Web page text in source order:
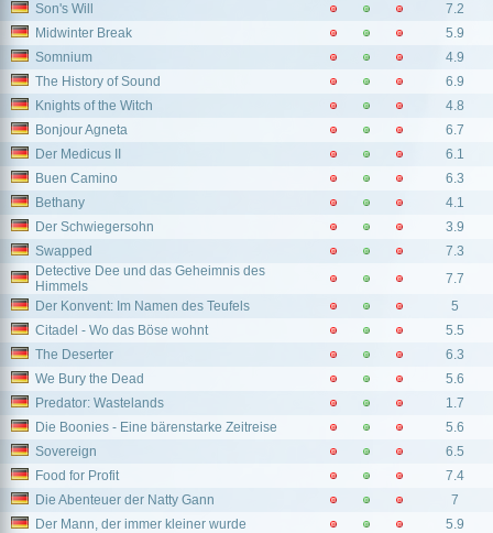
Son's Will
7.2
Midwinter Break
5.9
Somnium
4.9
The History of Sound
6.9
Knights of the Witch
4.8
Bonjour Agneta
6.7
Der Medicus II
6.1
Buen Camino
6.3
Bethany
4.1
Der Schwiegersohn
3.9
Swapped
7.3
Detective Dee und das Geheimnis des
Himmels
7.7
Der Konvent: Im Namen des Teufels
5
Citadel - Wo das Böse wohnt
5.5
The Deserter
6.3
We Bury the Dead
5.6
Predator: Wastelands
1.7
Die Boonies - Eine bärenstarke Zeitreise
5.6
Sovereign
6.5
Food for Profit
7.4
Die Abenteuer der Natty Gann
7
Der Mann, der immer kleiner wurde
5.9